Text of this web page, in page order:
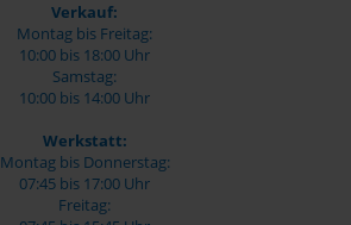
Verkauf:
Montag bis Freitag:
10:00 bis 18:00 Uhr
Samstag:
10:00 bis 14:00 Uhr
Werkstatt:
Montag bis Donnerstag:
07:45 bis 17:00 Uhr
Freitag: